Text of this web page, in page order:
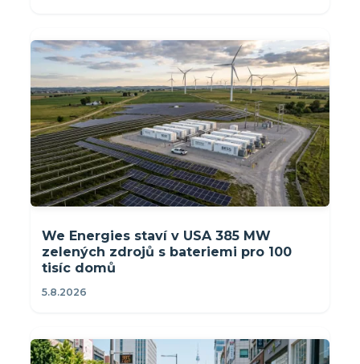
We Energies staví v USA 385 MW
zelených zdrojů s bateriemi pro 100
tisíc domů
5.8.2026